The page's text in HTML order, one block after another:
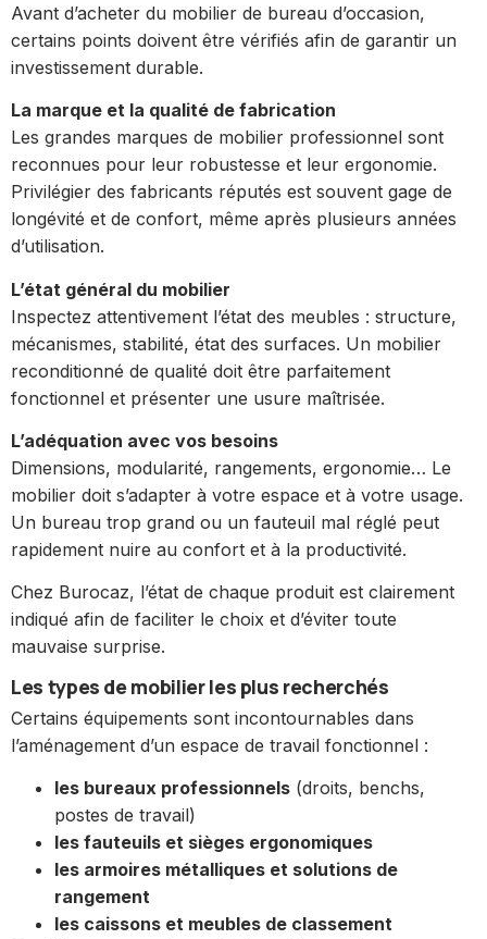
Avant d’acheter du mobilier de bureau d’occasion,
certains points doivent être vérifiés afin de garantir un
investissement durable.
La marque et la qualité de fabrication
Les grandes marques de mobilier professionnel sont
reconnues pour leur robustesse et leur ergonomie.
Privilégier des fabricants réputés est souvent gage de
longévité et de confort, même après plusieurs années
d’utilisation.
L’état général du mobilier
Inspectez attentivement l’état des meubles : structure,
mécanismes, stabilité, état des surfaces. Un mobilier
reconditionné de qualité doit être parfaitement
fonctionnel et présenter une usure maîtrisée.
L’adéquation avec vos besoins
Dimensions, modularité, rangements, ergonomie… Le
mobilier doit s’adapter à votre espace et à votre usage.
Un bureau trop grand ou un fauteuil mal réglé peut
rapidement nuire au confort et à la productivité.
Chez Burocaz, l’état de chaque produit est clairement
indiqué afin de faciliter le choix et d’éviter toute
mauvaise surprise.
Les types de mobilier les plus recherchés
Certains équipements sont incontournables dans
l’aménagement d’un espace de travail fonctionnel :
les bureaux professionnels (droits, benchs,
postes de travail)
les fauteuils et sièges ergonomiques
les armoires métalliques et solutions de
rangement
les caissons et meubles de classement